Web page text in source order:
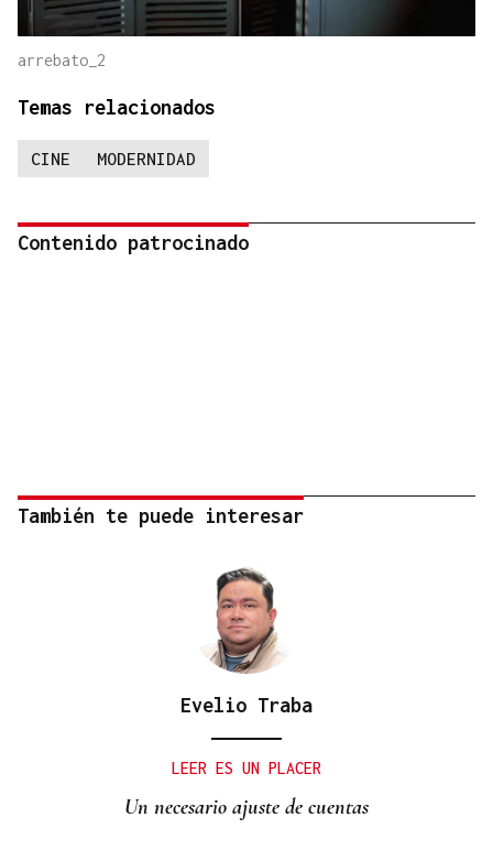
arrebato_2
Temas relacionados
CINE MODERNIDAD
Contenido patrocinado
También te puede interesar
Evelio Traba
LEER ES UN PLACER
Un necesario ajuste de cuentas